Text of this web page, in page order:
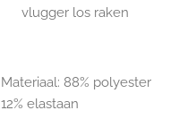
vlugger los raken
Materiaal: 88% polyester
12% elastaan